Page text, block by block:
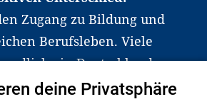
Zugang zu Bildung und
Berufsleben. Viele
in Deutschland
Schwierigkeiten dabei.
deine Privatsphäre